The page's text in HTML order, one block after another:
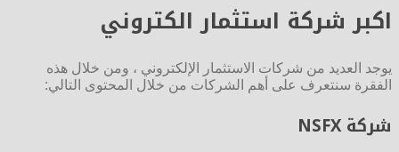
اكبر شركة استثمار الكتروني
يوجد العديد من شركات الاستثمار الإلكتروني ، ومن خلال هذه
الفقرة سنتعرف على أهم الشركات من خلال المحتوى التالي:
شركة NSFX